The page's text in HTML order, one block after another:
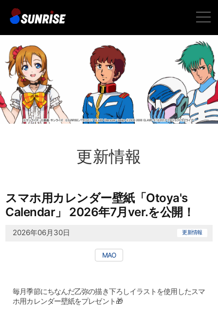
toggle
更新情報
スマホ用カレンダー壁紙「Otoya's
Calendar」 2026年7月ver.を公開！
2026年06月30日 更新情報
MAO
毎月季節にちなんだ乙弥の描き下ろしイラストを使用したスマ
ホ用カレンダー壁紙をプレゼント🎁